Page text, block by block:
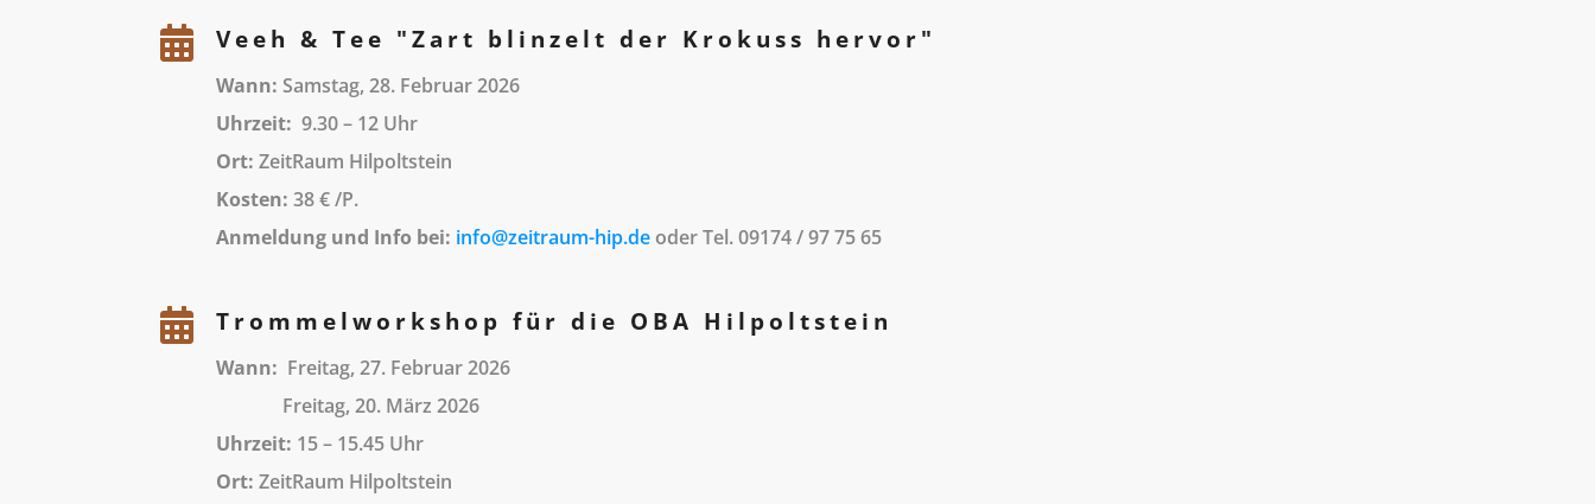
 Veeh & Tee "Zart blinzelt der Krokuss hervor"
Wann: Samstag, 28. Februar 2026
Uhrzeit: 9.30 – 12 Uhr
Ort: ZeitRaum Hilpoltstein
Kosten: 38 € /P.
Anmeldung und Info bei: info@zeitraum-hip.deoder Tel. 09174 / 97 75 65
 Trommelworkshop für die OBA Hilpoltstein
Wann: Freitag, 27. Februar 2026
Freitag, 20. März 2026
Uhrzeit: 15 – 15.45 Uhr
Ort: ZeitRaum Hilpoltstein